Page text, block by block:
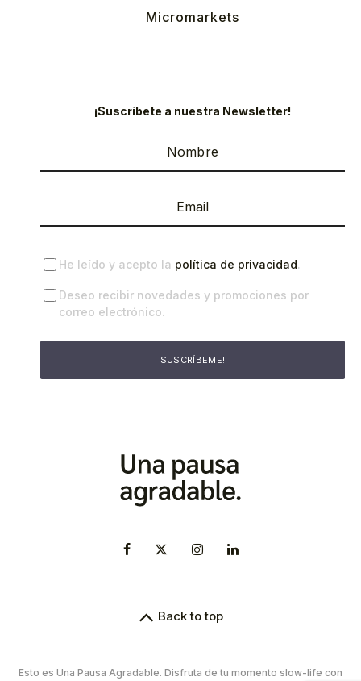
Micromarkets
¡Suscríbete a nuestra Newsletter!
He leído y acepto la política de privacidad.
Deseo recibir novedades y promociones por
correo electrónico.
Back to top
Esto es Una Pausa Agradable. Disfruta de tu momento slow-life con